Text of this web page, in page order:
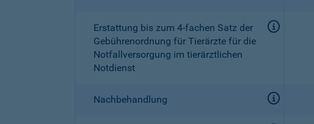
Erstattung bis zum 4-fachen Satz der
Gebührenordnung für Tierärzte für die
Notfallversorgung im tierärztlichen
Notdienst
Nachbehandlung